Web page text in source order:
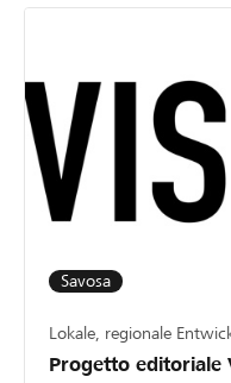
Savosa
Lokale, regionale
Progetto editoriale